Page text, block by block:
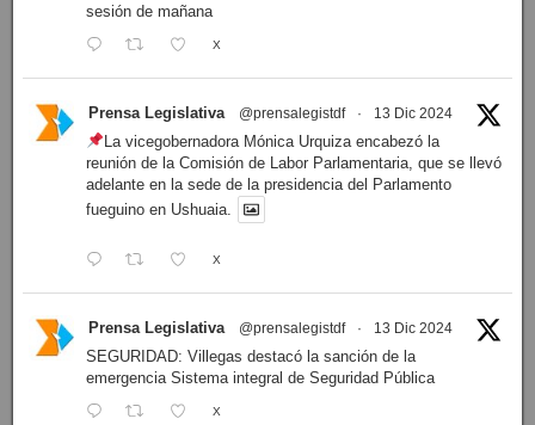
sesión de mañana
X
Prensa Legislativa @prensalegistdf · 13 Dic 2024
La vicegobernadora Mónica Urquiza encabezó la
reunión de la Comisión de Labor Parlamentaria, que se llevó
adelante en la sede de la presidencia del Parlamento
fueguino en Ushuaia.
X
Prensa Legislativa @prensalegistdf · 13 Dic 2024
SEGURIDAD: Villegas destacó la sanción de la
emergencia Sistema integral de Seguridad Pública
X